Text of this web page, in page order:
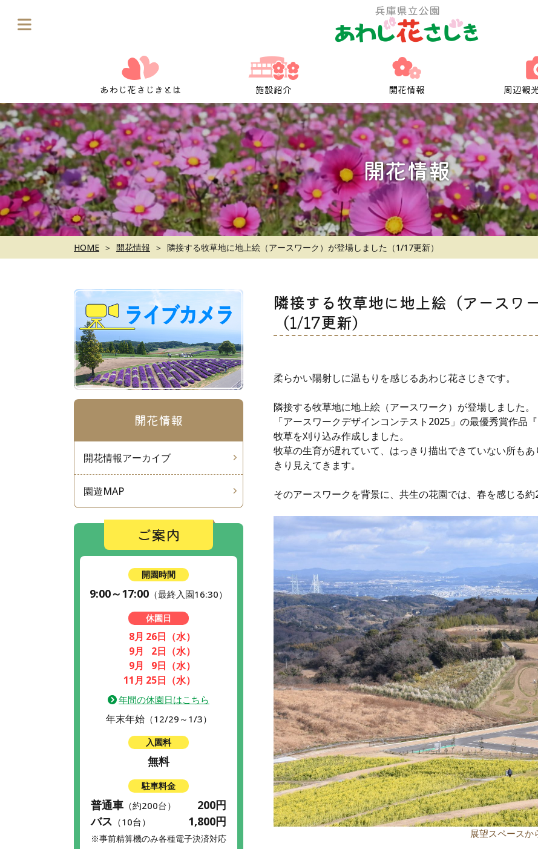
あわじ花さじきとは 施設紹介 開花情報 周辺観
開花情報
HOME 開花情報 隣接する牧草地に地上絵（アースワーク）が登場しました（1/17更新）
隣接する牧草地に地上絵（アースワ
（1/17更新）
柔らかい陽射しに温もりを感じるあわじ花さじきです。
隣接する牧草地に地上絵（アースワーク）が登場しました。
「アースワークデザインコンテスト2025」の最優秀賞作品
牧草を刈り込み作成しました。
牧草の生育が遅れていて、はっきり描出できていない所も
きり見えてきます。
そのアースワークを背景に、共生の花園では、春を感じる
展望スペースか
開花情報
開花情報アーカイブ
園遊MAP
ご案内
開園時間
9:00～17:00 （最終入園16:30）
休園日
8月 26日 （水）
9月
2日 （水）
9月
9日 （水）
11月 25日 （水）
年間の休園日はこちら
年末年始（12/29～1/3）
入園料
無料
駐車料金
普通車 （約200台）
200円
バス （10台） 1,800円
※事前精算機のみ各種電子決済対応